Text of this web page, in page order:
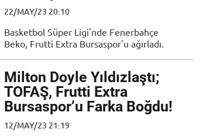
22/MAY/23 20:10
Basketbol Süper Ligi'nde Fenerbahçe
Beko, Frutti Extra Bursaspor'u ağırladı.
Milton Doyle Yıldızlaştı;
TOFAŞ, Frutti Extra
Bursaspor’u Farka Boğdu!
12/MAY/23 21:19